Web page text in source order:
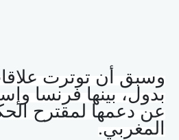
وسبق أن توترت
بدول، بينها فرنسا
عن دعمها لمقترح
المغربي.